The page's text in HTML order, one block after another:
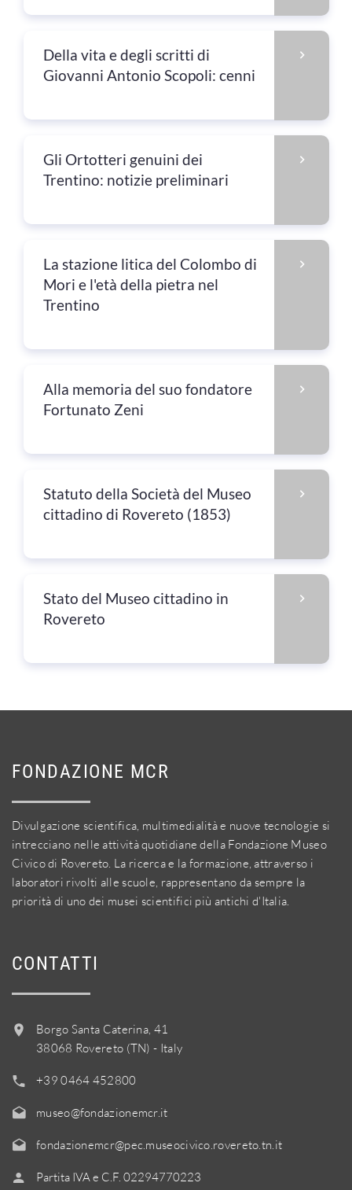
Della vita e degli scritti di
Giovanni Antonio Scopoli: cenni
Gli Ortotteri genuini dei
Trentino: notizie preliminari
La stazione litica del Colombo di
Mori e l'età della pietra nel
Trentino
Alla memoria del suo fondatore
Fortunato Zeni
Statuto della Società del Museo
cittadino di Rovereto (1853)
Stato del Museo cittadino in
Rovereto
FONDAZIONE MCR
Divulgazione scientifica, multimedialità e nuove tecnologie si
intrecciano nelle attività quotidiane della Fondazione Museo
Civico di Rovereto. La ricerca e la formazione, attraverso i
laboratori rivolti alle scuole, rappresentano da sempre la
priorità di uno dei musei scientifici più antichi d'Italia.
CONTATTI
Borgo Santa Caterina, 41
38068 Rovereto (TN) - Italy
+39 0464 452800
museo@fondazionemcr.it
fondazionemcr@pec.museocivico.rovereto.tn.it
Partita IVA e C.F. 02294770223